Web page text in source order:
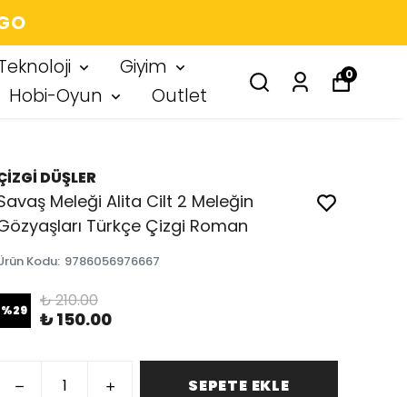
Giyim
Hobi-Oyun Outlet
0
DÜŞLER
Meleği Alita Cilt 2 Meleğin
Türkçe Çizgi Roman
Kodu: 9786056976667
%29 ₺ 210.00
₺ 150.00
SEPETE EKLE